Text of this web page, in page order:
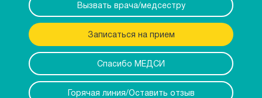
Вызвать врача/медсестру
Записаться на прием
Спасибо МЕДСИ
Горячая линия/Оставить отзыв